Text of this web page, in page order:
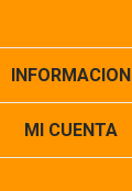
INFORMACION
MI CUENTA